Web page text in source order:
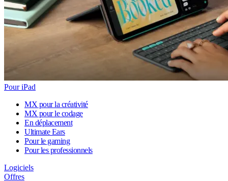
Pour iPad
MX pour la créativité
MX pour le codage
En déplacement
Ultimate Ears
Pour le gaming
Pour les professionnels
Logiciels
Offres